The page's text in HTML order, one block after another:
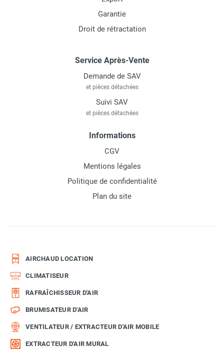
Garantie
Droit de rétractation
Service Après-Vente
Demande de SAV
et pièces détachées
Suivi SAV
et pièces détachées
Informations
CGV
Mentions légales
Politique de confidentialité
Plan du site
AIRCHAUD LOCATION
CLIMATISEUR
RAFRAÎCHISSEUR D'AIR
BRUMISATEUR D'AIR
VENTILATEUR / EXTRACTEUR D'AIR MOBILE
EXTRACTEUR D'AIR MURAL